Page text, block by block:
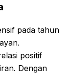
pada tahun
positif
Dengan